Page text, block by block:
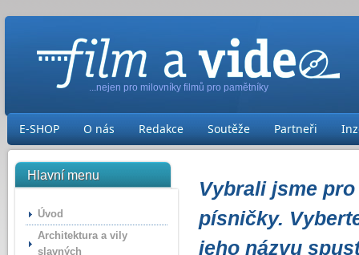
...nejen pro milovníky filmů pro pamětníky
E-SHOP O nás Redakce Soutěže Partneři
Hlavní menu
Úvod
Architektura a vily
slavných
Vybrali jsme
písničky.
jeho názvu